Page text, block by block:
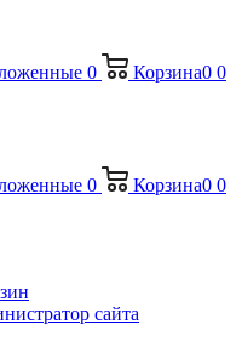
0 Корзина0 0
0 Корзина0 0
сайта